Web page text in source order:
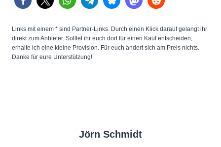
Links mit einem * sind Partner-Links. Durch einen Klick darauf gelangt ihr
direkt zum Anbieter. Solltet ihr euch dort für einen Kauf entscheiden,
erhalte ich eine kleine Provision. Für euch ändert sich am Preis nichts.
Danke für eure Unterstützung!
Jörn Schmidt